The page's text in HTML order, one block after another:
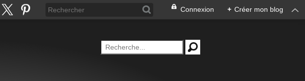
Connexion + Créer mon blog